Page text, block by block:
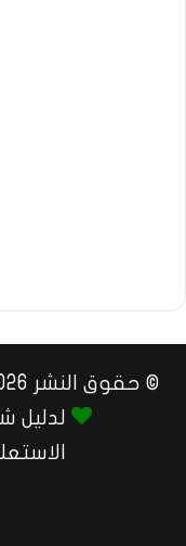
© حقوق النشر 2026، جميع الحقوق محفوظة |
لدليل